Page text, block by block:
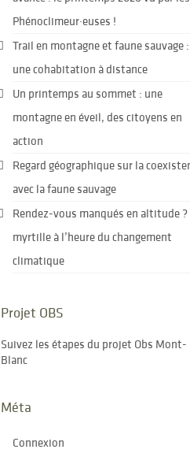
Phénoclimeur·euses !
Trail en montagne et faune sauvage :
une cohabitation à distance
Un printemps au sommet : une
montagne en éveil, des citoyens en
action
Regard géographique sur la
avec la faune sauvage
Rendez-vous manqués en altitude ?
myrtille à l’heure du changement
climatique
Projet OBS
Suivez les étapes du projet Obs Mont-
Blanc
Méta
Connexion